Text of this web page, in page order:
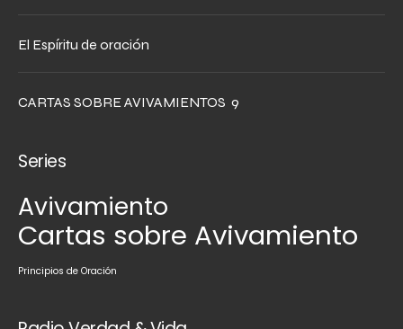
El Espíritu de oración
CARTAS SOBRE AVIVAMIENTOS 9
Series
Avivamiento
Cartas sobre Avivamiento
Principios de Oración